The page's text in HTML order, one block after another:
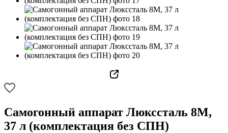
Самогонный аппарат Люкссталь 8М,
37 л (комплектация без СПН)